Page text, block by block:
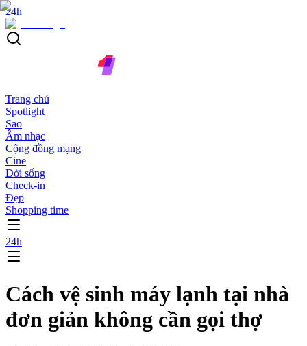
24h
Trang chủ
Spotlight
Sao
Âm nhạc
Cộng đồng mạng
Cine
Đời sống
Check-in
Đẹp
Shopping time
24h
Cách vệ sinh máy lạnh tại nhà
đơn giản không cần gọi thợ